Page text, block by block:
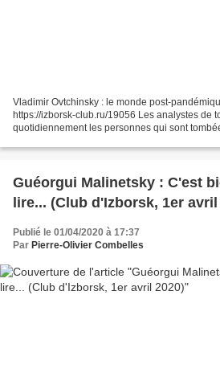
Vladimir Ovtchinsky : le monde post-
https://izborsk-club.ru/19056 Les analystes de
quotidiennement les personnes qui sont
Guéorgui Malinetsky : C'est
lire... (Club d'Izborsk, 1er avril
Publié le 01/04/2020 à 17:37
Par Pierre-Olivier Combelles